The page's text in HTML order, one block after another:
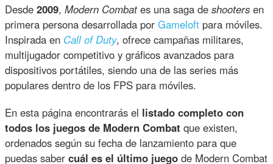
Desde2009,Modern Combates una saga deshooters en
primera persona desarrollada porGameloft para móviles.
Inspirada en Call of Duty, ofrece campañas militares,
multijugador competitivo y gráficos avanzados para
dispositivos portátiles, siendo una de las series más
populares dentro de los FPS para móviles.
En esta página encontrarás el listado completo con
todos los juegos de Modern Combat que existen,
ordenados según su fecha de lanzamiento para que
puedas sabercuál es el último juego de Modern Combat